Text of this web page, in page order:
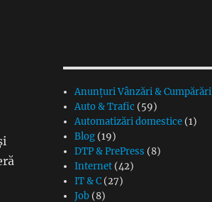
Anunțuri Vânzări & Cumpărări
Auto & Trafic (59)
Automatizări domestice (1)
Blog (19)
DTP & PrePress (8)
Internet (42)
IT & C (27)
Job (8)